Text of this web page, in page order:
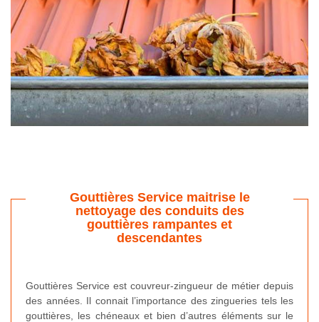
Gouttières Service maitrise le
nettoyage des conduits des
gouttières rampantes et
descendantes
Gouttières Service est couvreur-zingueur de métier depuis
des années. Il connait l’importance des zingueries tels les
gouttières, les chéneaux et bien d’autres éléments sur le